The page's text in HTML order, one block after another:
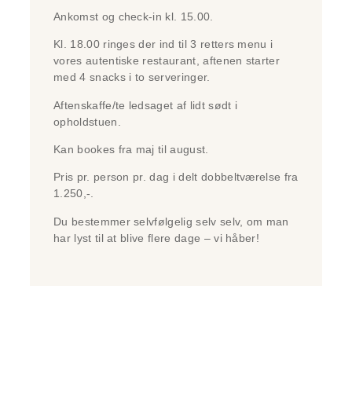
Ankomst og check-in kl. 15.00.
Kl. 18.00 ringes der ind til 3 retters menu i
vores autentiske restaurant, aftenen starter
med 4 snacks i to serveringer.
Aftenskaffe/te ledsaget af lidt sødt i
opholdstuen.
Kan bookes fra maj til august.
Pris pr. person pr. dag i delt dobbeltværelse fra
1.250,-.
Du bestemmer selvfølgelig selv selv, om man
har lyst til at blive flere dage – vi håber!